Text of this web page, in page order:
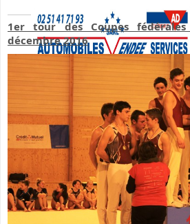
1er tour des Coupes
décembre 2016